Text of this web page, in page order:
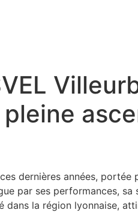
dernières années, portée
par ses performances,
la région lyonnaise,